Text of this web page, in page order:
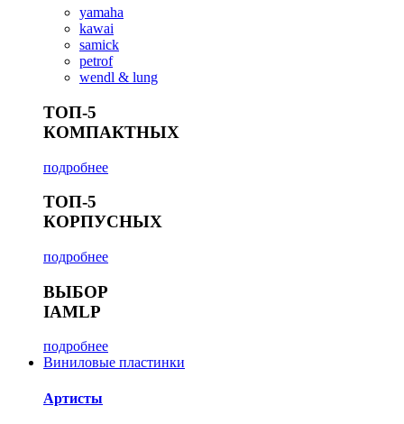
yamaha
kawai
samick
petrof
wendl & lung
ТОП-5
КОМПАКТНЫХ
подробнее
ТОП-5
КОРПУСНЫХ
подробнее
ВЫБОР
IAMLP
подробнее
Виниловые пластинки
Артисты